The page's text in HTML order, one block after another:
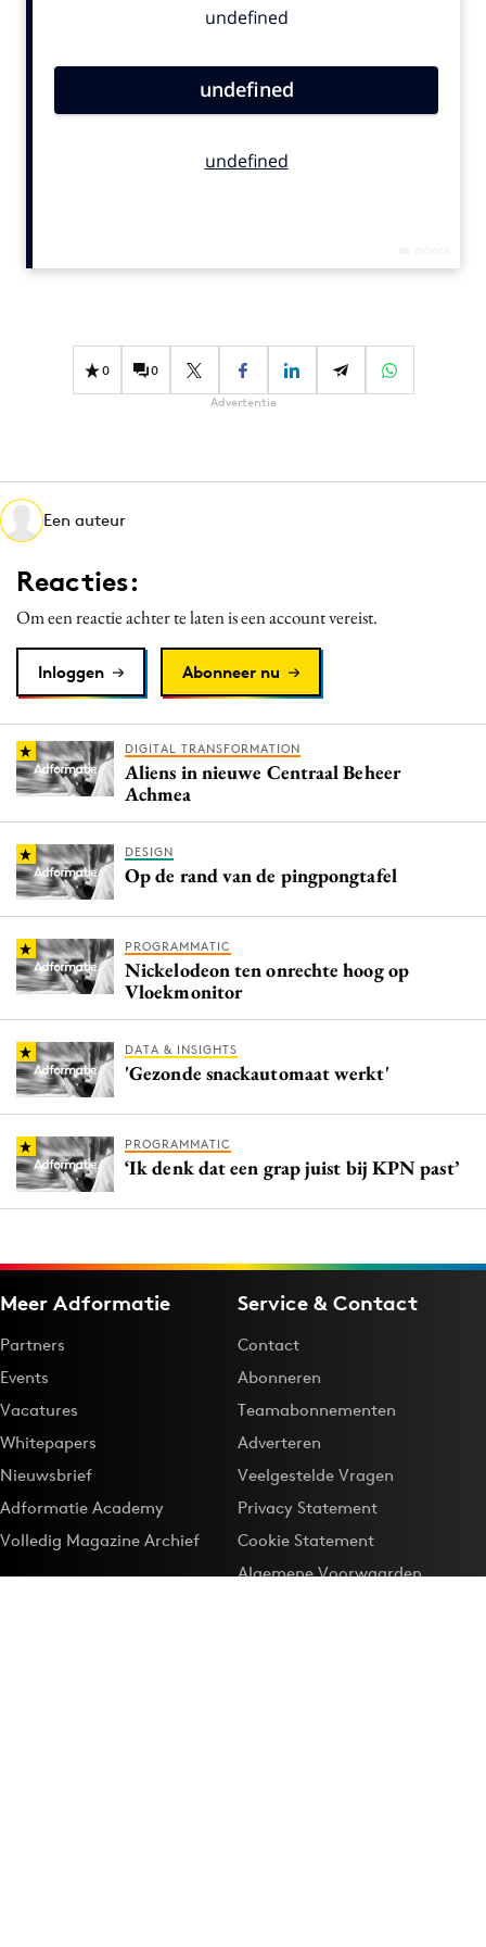
Contentmarketing
Effectiviteit
Gedragsverandering
Martech
Media
Merkstrategie
PR
Programmatic
Reputatie & crisis
0 0
Advertentie
Een auteur
Reacties:
Om een reactie achter te laten is een account vereist.
Inloggen Abonneer nu
DIGITAL TRANSFORMATION
Aliens in nieuwe Centraal Beheer
Achmea
DESIGN
Op de rand van de pingpongtafel
PROGRAMMATIC
Nickelodeon ten onrechte hoog op
Vloekmonitor
DATA & INSIGHTS
'Gezonde snackautomaat werkt'
PROGRAMMATIC
‘Ik denk dat een grap juist bij KPN past’
Meer Adformatie
Partners
Events
Vacatures
Whitepapers
Nieuwsbrief
Adformatie Academy
Volledig Magazine Archief
Service & Contact
Contact
Abonneren
Teamabonnementen
Adverteren
Veelgestelde Vragen
Privacy Statement
Cookie Statement
Algemene Voorwaarden